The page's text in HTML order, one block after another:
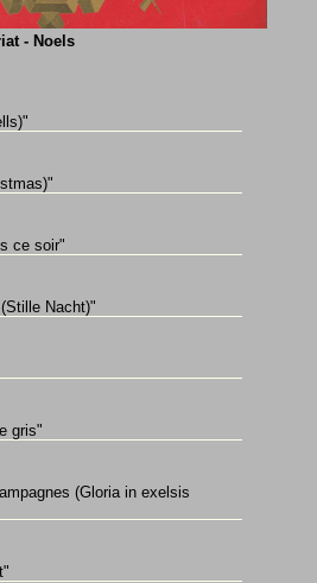
- Noels
ce soir"
Nacht)"
gris"
(Gloria in exelsis